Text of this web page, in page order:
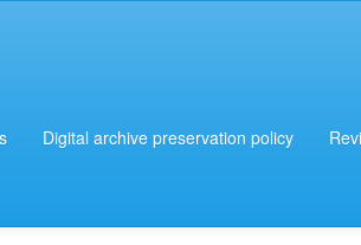
Digital archive preservation policy